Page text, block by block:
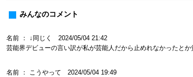
みんなのコメント
名前 ： ↓同じく 2024/05/04 21:42
芸能界デビューの言い訳が私が芸能人だから止めれなかったと
名前 ： こうやって 2024/05/04 19:49